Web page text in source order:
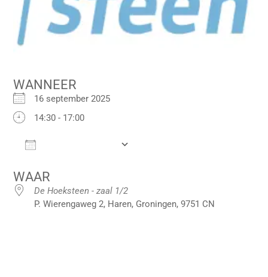
WANNEER
16 september 2025
14:30 - 17:00
WAAR
De Hoeksteen - zaal 1/2
P. Wierengaweg 2, Haren, Groningen, 9751 CN